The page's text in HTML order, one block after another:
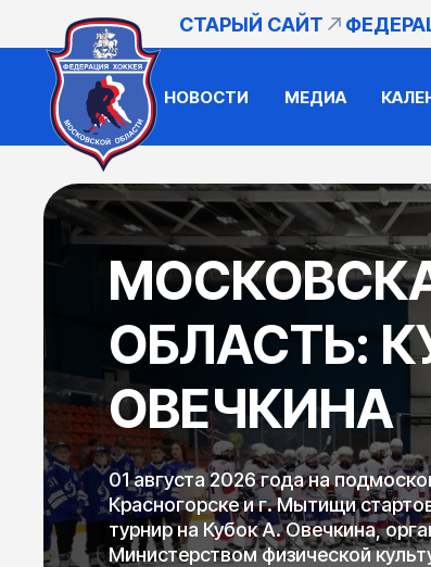
СТАРЫЙ САЙТ
НОВОСТИ МЕДИА
ОБЛАСТЬ:
ОВЕЧКИНА
01 августа 2026 года на
Красногорске и г. Мытищи
турнир на Кубок А. Овечкина,
Министерством физической